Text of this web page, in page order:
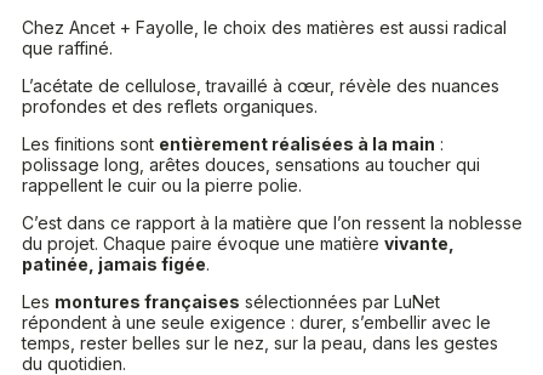
Chez Ancet + Fayolle, le choix des matières est aussi radical
que raffiné.
L’acétate de cellulose, travaillé à cœur, révèle des nuances
profondes et des reflets organiques.
Les finitions sont entièrement réalisées à la main :
polissage long, arêtes douces, sensations au toucher qui
rappellent le cuir ou la pierre polie.
C’est dans ce rapport à la matière que l’on ressent la noblesse
du projet. Chaque paire évoque une matière vivante,
patinée, jamais figée.
Les montures françaises sélectionnées par LuNet
répondent à une seule exigence : durer, s’embellir avec le
temps, rester belles sur le nez, sur la peau, dans les gestes
du quotidien.